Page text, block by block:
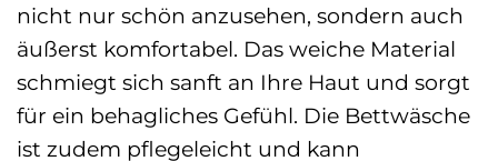
nicht nur schön anzusehen, sondern auch
äußerst komfortabel. Das weiche Material
schmiegt sich sanft an Ihre Haut und sorgt
für ein behagliches Gefühl. Die Bettwäsche
ist zudem pflegeleicht und kann